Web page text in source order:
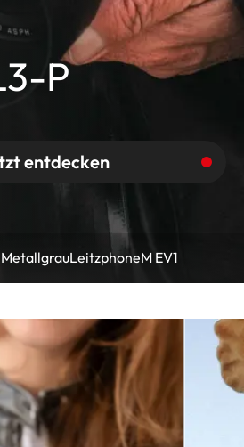
P
entdecken
MetallgrauLeitzphoneM EV1